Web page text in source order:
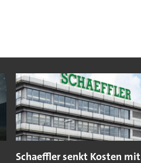
Schaeffler senkt Kosten mit